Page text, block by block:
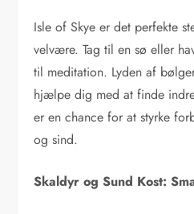
Isle of Skye er det perfekte
velvære. Tag til en sø eller
til meditation. Lyden af
hjælpe dig med at finde
er en chance for at styrke
og sind.
Skaldyr og Sund Kost: